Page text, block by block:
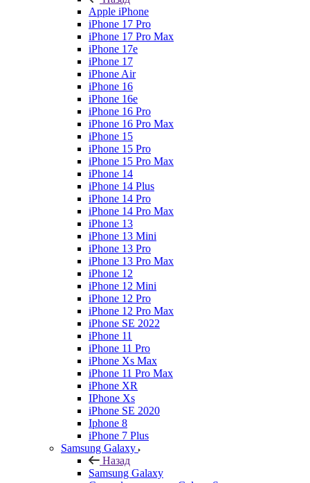
Apple iPhone
iPhone 17 Pro
iPhone 17 Pro Max
iPhone 17e
iPhone 17
iPhone Air
iPhone 16
iPhone 16e
iPhone 16 Pro
iPhone 16 Pro Max
iPhone 15
iPhone 15 Pro
iPhone 15 Pro Max
iPhone 14
iPhone 14 Plus
iPhone 14 Pro
iPhone 14 Pro Max
iPhone 13
iPhone 13 Mini
iPhone 13 Pro
iPhone 13 Pro Max
iPhone 12
iPhone 12 Mini
iPhone 12 Pro
iPhone 12 Pro Max
iPhone SE 2022
iPhone 11
iPhone 11 Pro
iPhone Xs Max
iPhone 11 Pro Max
iPhone XR
IPhone Xs
iPhone SE 2020
Iphone 8
iPhone 7 Plus
Samsung Galaxy
Назад
Samsung Galaxy